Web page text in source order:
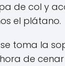
de col y
el plátano.
se toma la
de